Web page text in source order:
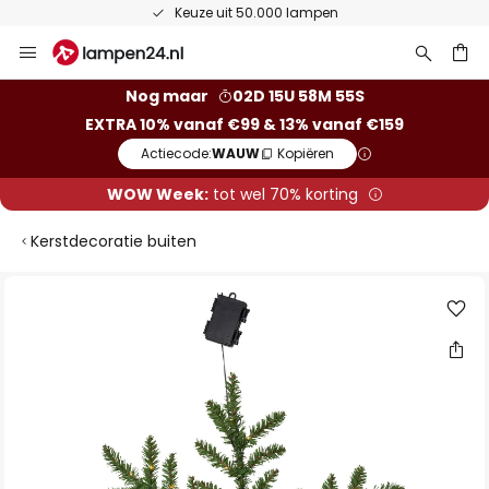
Keuze uit 50.000 lampen
naar
Nog maar
02D 15U 58M 54S
EXTRA 10% vanaf €99 & 13% vanaf €159
Actiecode:WAUW Kopiëren
WOW Week:tot wel 70% korting
Kerstdecoratie buiten
afbeeldingen-